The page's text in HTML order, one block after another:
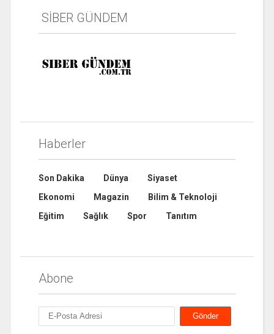
SİBER GÜNDEM
Haberler
Son Dakika Dünya
Siyaset
Ekonomi
Magazin
Bilim & Teknoloji
Eğitim
Sağlık Spor Tanıtım
Abone